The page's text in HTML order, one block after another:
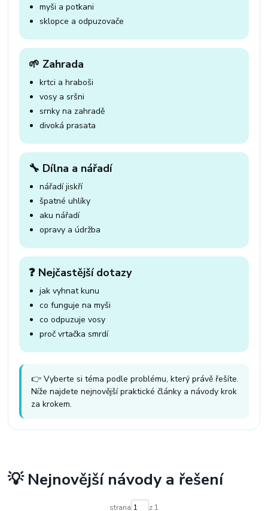
myši a potkani
sklopce a odpuzovače
🌱 Zahrada
krtci a hraboši
vosy a sršni
srnky na zahradě
divoká prasata
🔧 Dílna a nářadí
nářadí jiskří
špatné uhlíky
aku nářadí
opravy a údržba
❓ Nejčastější dotazy
jak vyhnat kunu
co funguje na myši
co odpuzuje vosy
proč vrtačka smrdí
👉 Vyberte si téma podle problému, který právě řešíte.
Níže najdete nejnovější praktické články a návody krok
za krokem.
💡 Nejnovější návody a řešení
strana z 1